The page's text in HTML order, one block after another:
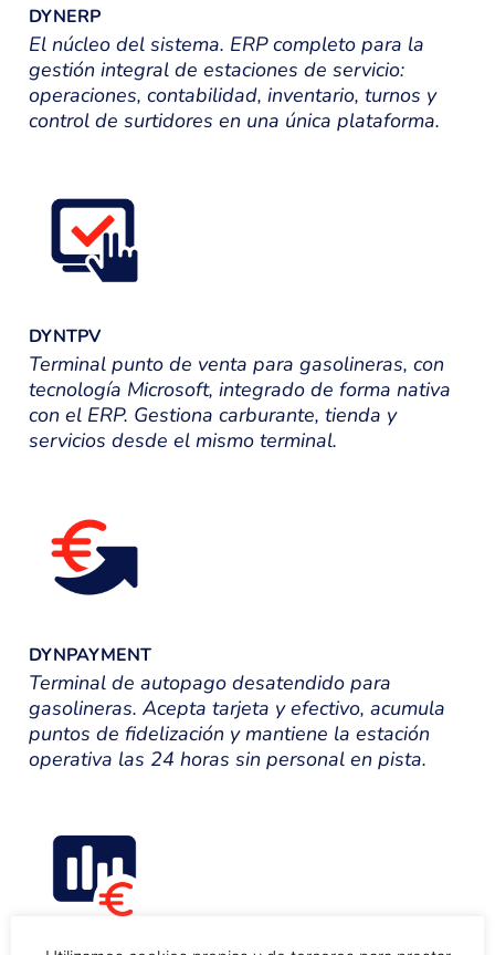
DYNERP
El núcleo del sistema. ERP completo para la
gestión integral de estaciones de servicio:
operaciones, contabilidad, inventario, turnos y
control de surtidores en una única plataforma.
DYNTPV
Terminal punto de venta para gasolineras, con
tecnología Microsoft, integrado de forma nativa
con el ERP. Gestiona carburante, tienda y
servicios desde el mismo terminal.
DYNPAYMENT
Terminal de autopago desatendido para
gasolineras. Acepta tarjeta y efectivo, acumula
puntos de fidelización y mantiene la estación
operativa las 24 horas sin personal en pista.